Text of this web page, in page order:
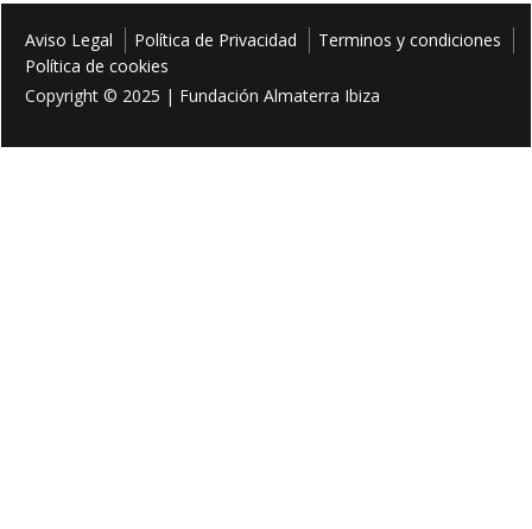
Copyright © 2025 | Fundación Almaterra Ibiza
Aviso Legal Política de Privacidad
Terminos y condiciones
Política de cookies